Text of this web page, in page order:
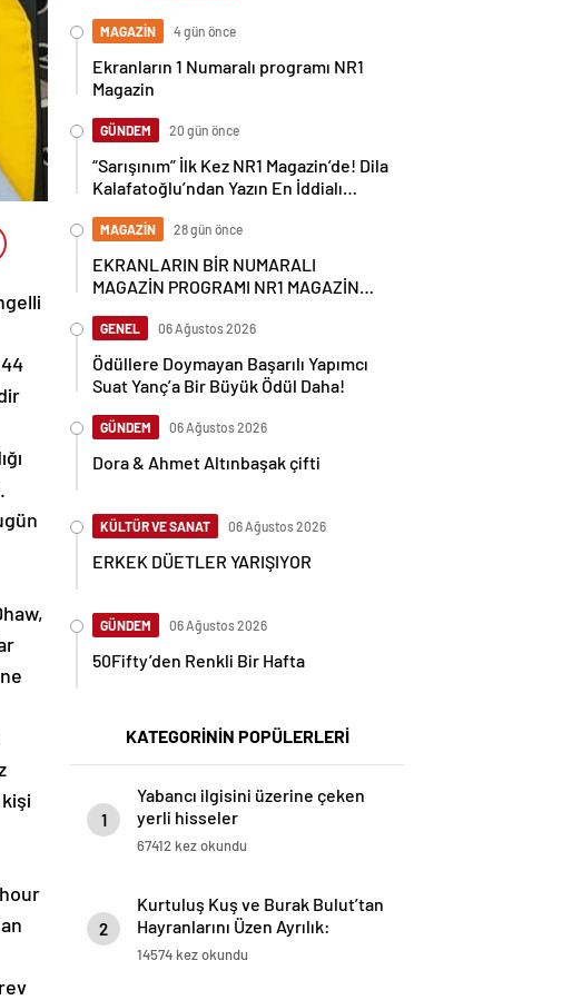
MAGAZİN 4 gün önce
Ekranların 1 Numaralı programı NR1
Magazin
GÜNDEM 20 gün önce
“Sarışınım” İlk Kez NR1 Magazin’de! Dila
Kalafatoğlu’ndan Yazın En İddialı
MAGAZİN 28 gün önce
EKRANLARIN BİR NUMARALI
MAGAZİN PROGRAMI NR1 MAGAZİN
GENEL 06 Ağustos 2026
Ödüllere Doymayan Başarılı Yapımcı
Suat Yanç’a Bir Büyük Ödül Daha!
GÜNDEM 06 Ağustos 2026
Dora & Ahmet Altınbaşak çifti
KÜLTÜR VE SANAT 06 Ağustos 2026
ERKEK DÜETLER YARIŞIYOR
GÜNDEM 06 Ağustos 2026
50Fifty’den Renkli Bir Hafta
KATEGORİNİN POPÜLERLERİ
1
Yabancı ilgisini üzerine çeken
yerli hisseler
67412 kez okundu
2
Kurtuluş Kuş ve Burak Bulut’tan
Hayranlarını Üzen Ayrılık:
“Birlikte Son Sahnede, Son
14574 kez okundu